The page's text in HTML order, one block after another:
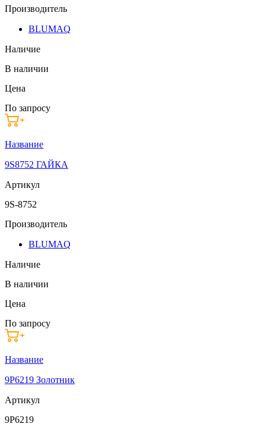
Производитель
BLUMAQ
Наличие
В наличии
Цена
По запросу
Название
9S8752 ГАЙКА
Артикул
9S-8752
Производитель
BLUMAQ
Наличие
В наличии
Цена
По запросу
Название
9P6219 Золотник
Артикул
9P6219